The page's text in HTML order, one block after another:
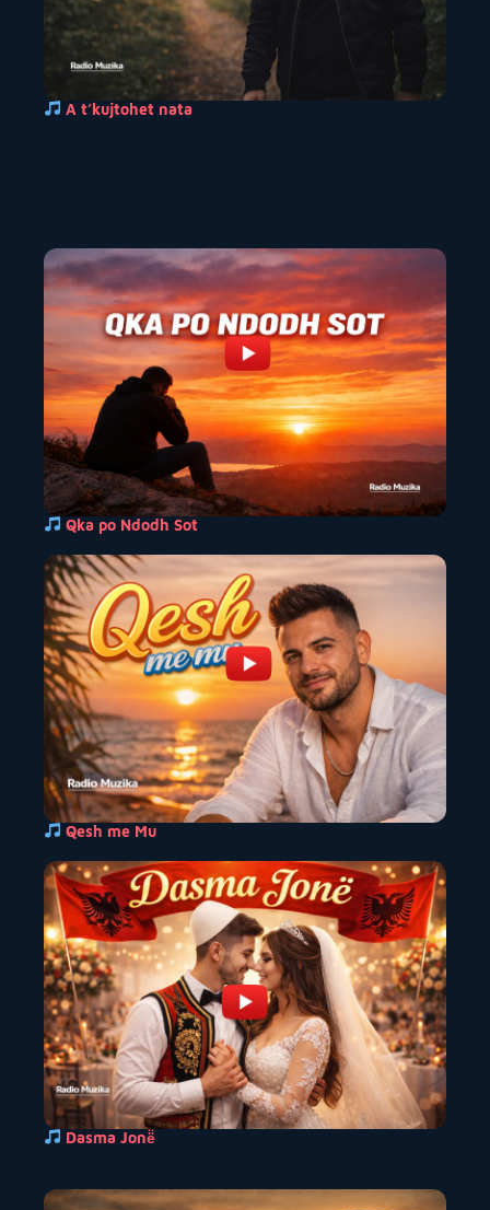
A t’kujtohet nata
Qka po Ndodh Sot
Qesh me Mu
Dasma Jonë̈